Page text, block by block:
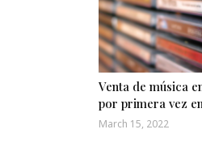
Venta de música
por primera vez
March 15, 2022